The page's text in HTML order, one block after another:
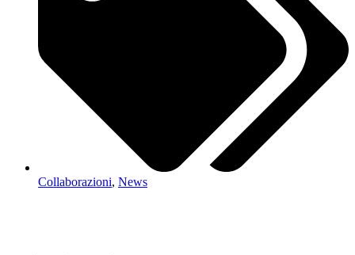
Collaborazioni, News